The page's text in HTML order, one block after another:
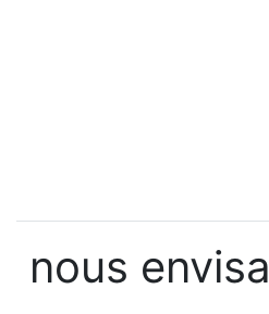
nous envisa